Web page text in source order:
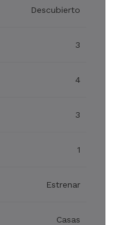
Descubierto
3
4
3
1
Estrenar
Casas